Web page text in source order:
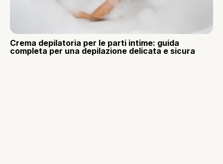
Crema depilatoria per le parti intime: guida
completa per una depilazione delicata e sicura